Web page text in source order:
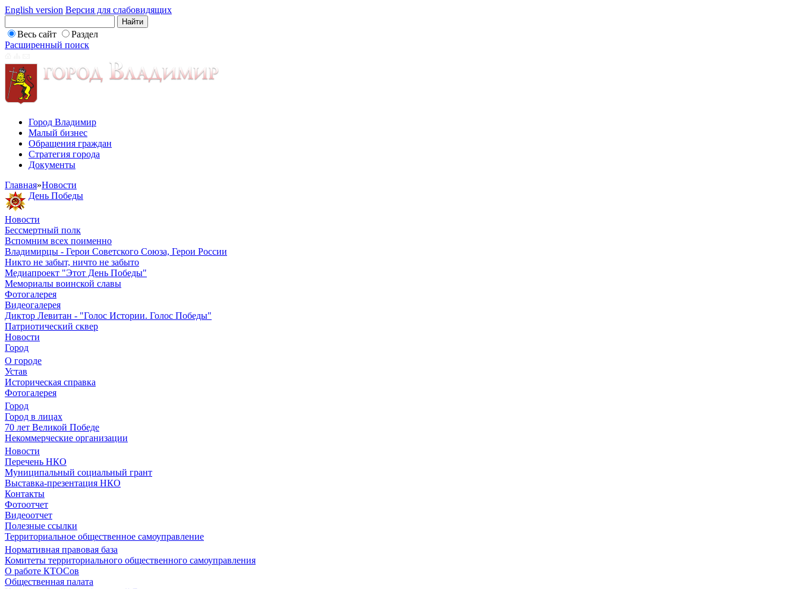
English version Версия для слабовидящих
Весь сайт
Раздел
Расширенный поиск
Город Владимир
Малый бизнес
Обращения граждан
Стратегия города
Документы
Главная»Новости
День Победы
Новости
Бессмертный полк
Вспомним всех поименно
Владимирцы - Герои Советского Союза, Герои России
Никто не забыт, ничто не забыто
Медиапроект "Этот День Победы"
Мемориалы воинской славы
Фотогалерея
Видеогалерея
Диктор Левитан - "Голос Истории. Голос Победы"
Патриотический сквер
Новости
Город
О городе
Устав
Историческая справка
Фотогалерея
Город
Город в лицах
70 лет Великой Победе
Некоммерческие организации
Новости
Перечень НКО
Муниципальный социальный грант
Выставка-презентация НКО
Контакты
Фотоотчет
Видеоотчет
Полезные ссылки
Территориальное общественное самоуправление
Нормативная правовая база
Комитеты территориального общественного самоуправления
О работе КТОСов
Общественная палата